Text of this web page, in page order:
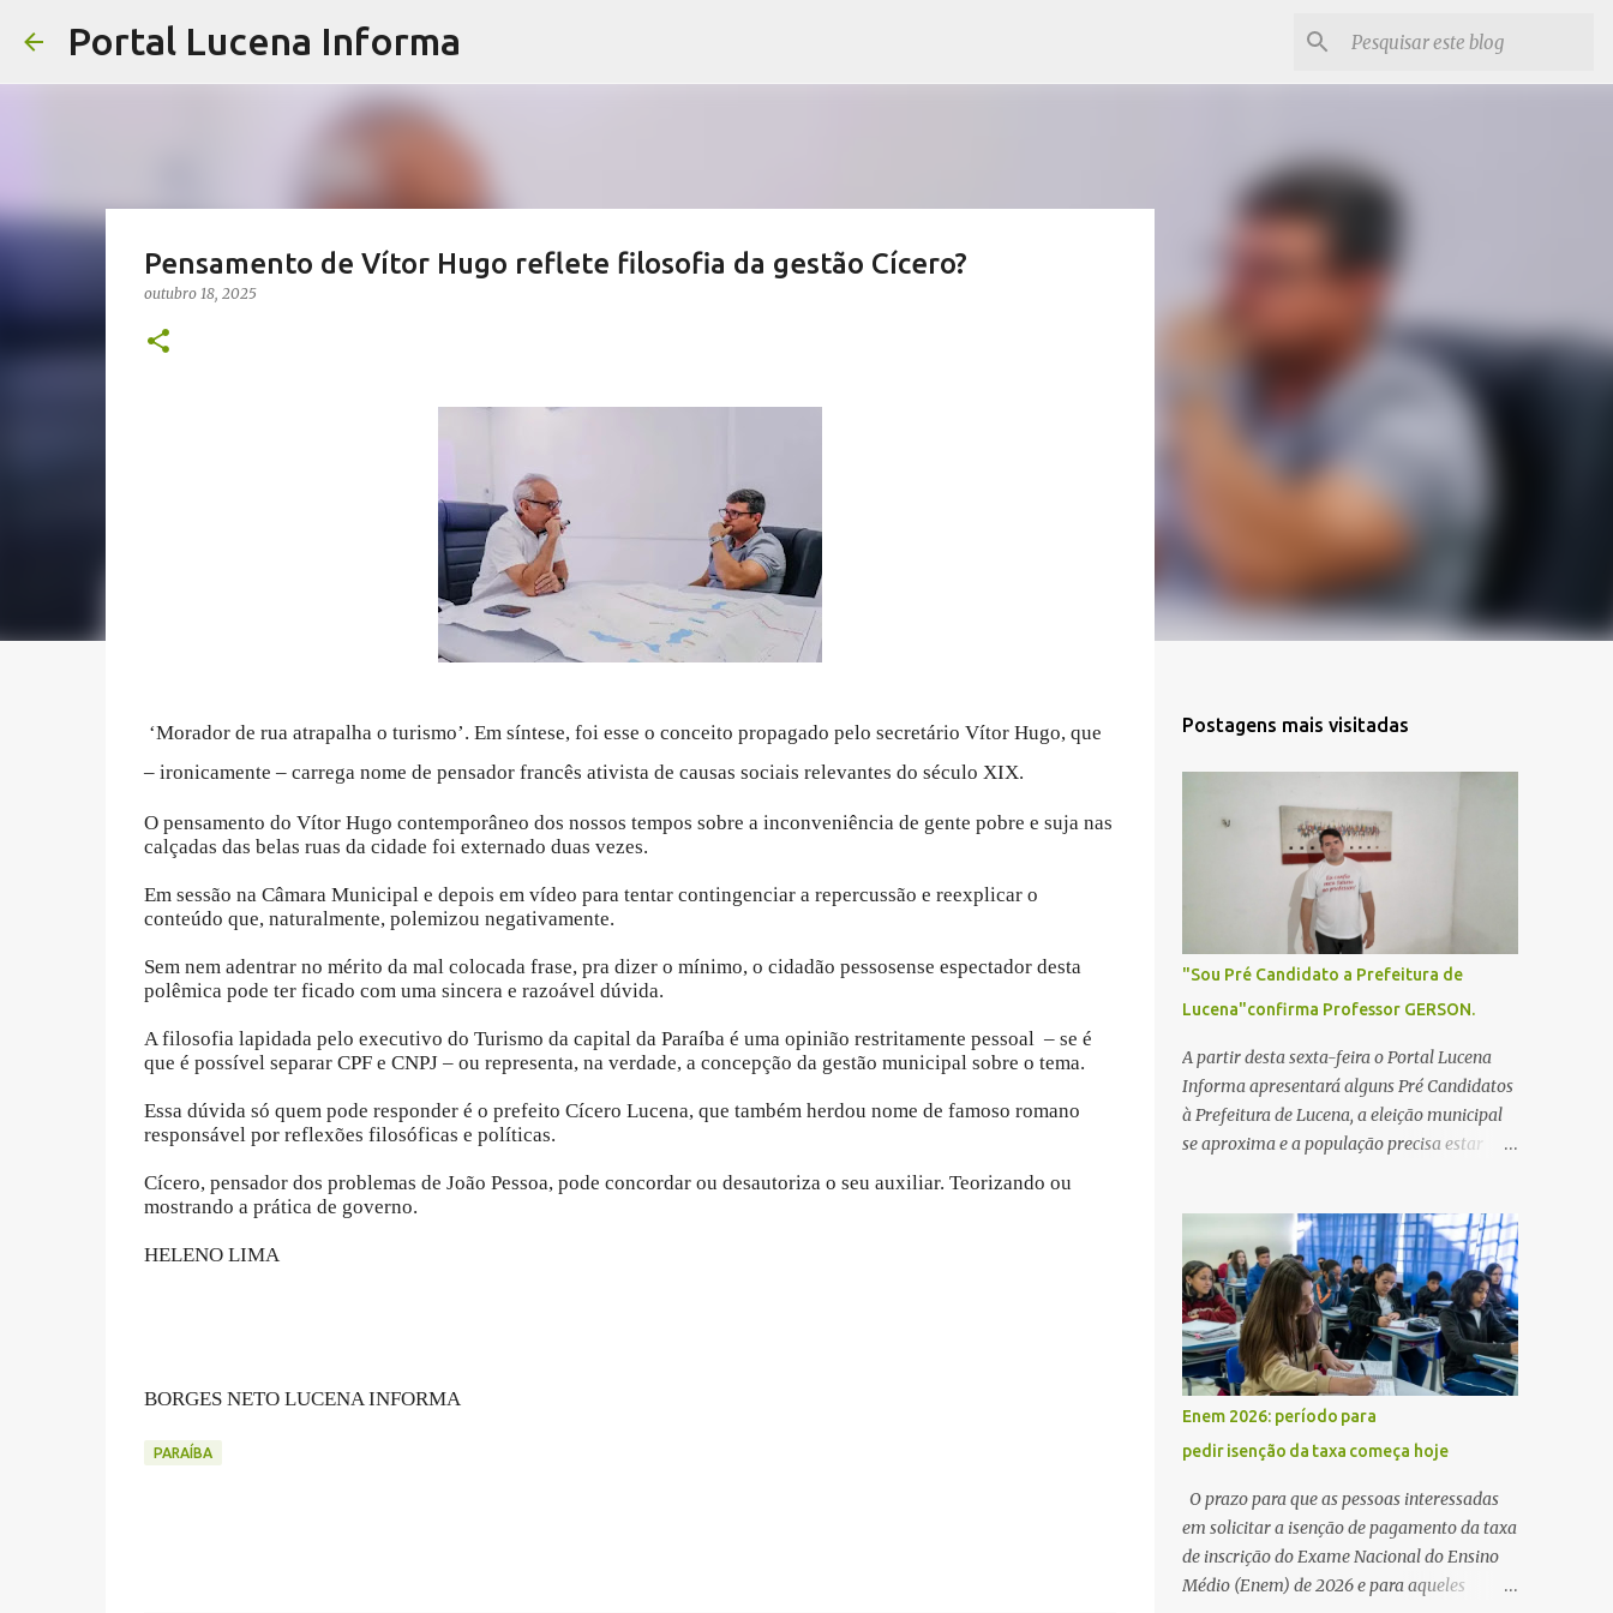
Portal Lucena Informa
Pensamento de Vítor Hugo reflete filosofia da gestão Cícero?
outubro 18, 2025
‘Morador de rua atrapalha o turismo’. Em síntese, foi esse o conceito propagado pelo secretário Vítor Hugo, que
– ironicamente – carrega nome de pensador francês ativista de causas sociais relevantes do século XIX.
O pensamento do Vítor Hugo contemporâneo dos nossos tempos sobre a inconveniência de gente pobre e suja nas
calçadas das belas ruas da cidade foi externado duas vezes.
Em sessão na Câmara Municipal e depois em vídeo para tentar contingenciar a repercussão e reexplicar o
conteúdo que, naturalmente, polemizou negativamente.
Sem nem adentrar no mérito da mal colocada frase, pra dizer o mínimo, o cidadão pessosense espectador desta
polêmica pode ter ficado com uma sincera e razoável dúvida.
A filosofia lapidada pelo executivo do Turismo da capital da Paraíba é uma opinião restritamente pessoal – se é
que é possível separar CPF e CNPJ – ou representa, na verdade, a concepção da gestão municipal sobre o tema.
Essa dúvida só quem pode responder é o prefeito Cícero Lucena, que também herdou nome de famoso romano
responsável por reflexões filosóficas e políticas.
Cícero, pensador dos problemas de João Pessoa, pode concordar ou desautoriza o seu auxiliar. Teorizando ou
mostrando a prática de governo.
HELENO LIMA
BORGES NETO LUCENA INFORMA
PARAÍBA
Postagens mais visitadas
"Sou Pré Candidato a Prefeitura de
Lucena"confirma Professor GERSON.
A partir desta sexta-feira o Portal Lucena
Informa apresentará alguns Pré Candidatos
à Prefeitura de Lucena, a eleição municipal
se aproxima e a população precisa estar
articulações e possíveis junções para manter
ou conquistar eleitorado. Confirmados até
agora como Pré candidatos Alex Monteiro,
Léo Bandeira Valcinete Araújo e Professor
Gerson Andrade há possibilidade de mais
nomes aparecer , ficaremos no aguardo para
trazer mais informações. A primeira
entrevista foi com o inimaginável Gerson
Andrade ,Professor da Rede Municipal
(efetivo), supervisor, Formado em Pedagogia
e Biomedicina pela UFPB. Leciona no Otto
Illi, Gilberto Inácio, Ellinora Dornellas
,Escola Américo Falcão. Gerson nos contou
Enem 2026: período para
pedir isenção da taxa começa hoje
O prazo para que as pessoas interessadas
em solicitar a isenção de pagamento da taxa
de inscrição do Exame Nacional do Ensino
Médio (Enem) de 2026 e para aqueles